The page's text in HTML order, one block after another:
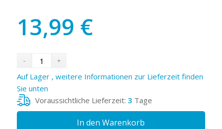
13,99 €
Auf Lager , weitere Informationen zur Lieferzeit finden
Sie unten
Voraussichtliche Lieferzeit: 3 Tage
In den Warenkorb